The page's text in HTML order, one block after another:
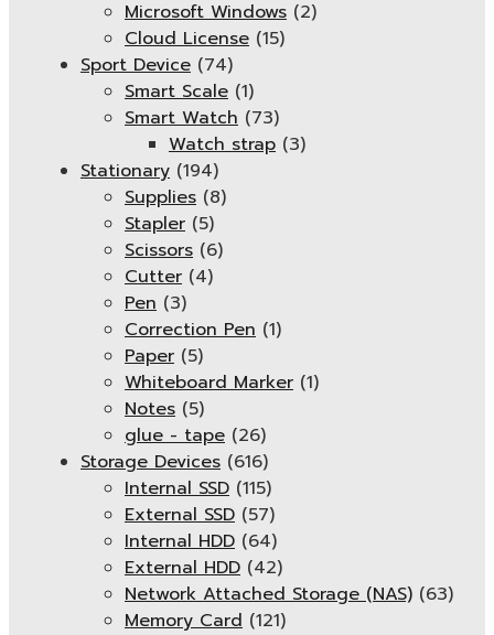
Microsoft Windows (2)
Cloud License (15)
Sport Device (74)
Smart Scale (1)
Smart Watch (73)
Watch strap (3)
Stationary (194)
Supplies (8)
Stapler (5)
Scissors (6)
Cutter (4)
Pen (3)
Correction Pen (1)
Paper (5)
Whiteboard Marker (1)
Notes (5)
glue - tape (26)
Storage Devices (616)
Internal SSD (115)
External SSD (57)
Internal HDD (64)
External HDD (42)
Network Attached Storage (NAS) (63)
Memory Card (121)